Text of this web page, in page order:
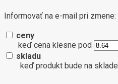
Informovať na e-mail pri zmene:
ceny
keď cena klesne pod
skladu
keď produkt bude na sklade